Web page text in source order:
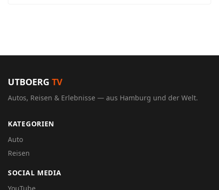
UTBOERG TV
Autos, Reisen & Erlebnisse — aus Hamburg und der Welt.
KATEGORIEN
Auto
Reisen
SOCIAL MEDIA